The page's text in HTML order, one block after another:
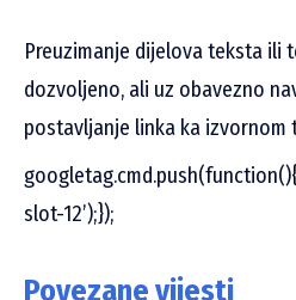
Preuzimanje dijelova teksta ili
dozvoljeno, ali uz obavezno
postavljanje linka ka izvornom
slot-12’);});
Povezane vijesti